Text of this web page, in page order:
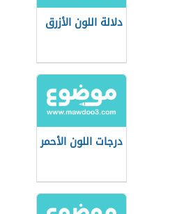
دلالة اللون الأزرق
درجات اللون الأحمر